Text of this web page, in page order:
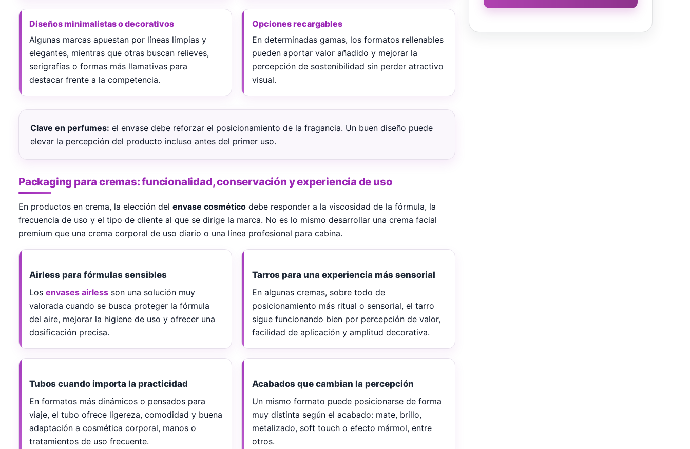
Diseños minimalistas o decorativos
Algunas marcas apuestan por líneas limpias y
elegantes, mientras que otras buscan relieves,
serigrafías o formas más llamativas para
destacar frente a la competencia.
Opciones recargables
En determinadas gamas, los formatos rellenables
pueden aportar valor añadido y mejorar la
percepción de sostenibilidad sin perder atractivo
visual.
Clave en perfumes: el envase debe reforzar el posicionamiento de la fragancia. Un buen diseño puede
elevar la percepción del producto incluso antes del primer uso.
Packaging para cremas: funcionalidad, conservación y experiencia de uso
En productos en crema, la elección del envase cosmético debe responder a la viscosidad de la fórmula, la
frecuencia de uso y el tipo de cliente al que se dirige la marca. No es lo mismo desarrollar una crema facial
premium que una crema corporal de uso diario o una línea profesional para cabina.
Airless para fórmulas sensibles
Los envases airless son una solución muy
valorada cuando se busca proteger la fórmula
del aire, mejorar la higiene de uso y ofrecer una
dosificación precisa.
Tarros para una experiencia más sensorial
En algunas cremas, sobre todo de
posicionamiento más ritual o sensorial, el tarro
sigue funcionando bien por percepción de valor,
facilidad de aplicación y amplitud decorativa.
Tubos cuando importa la practicidad
En formatos más dinámicos o pensados para
viaje, el tubo ofrece ligereza, comodidad y buena
adaptación a cosmética corporal, manos o
tratamientos de uso frecuente.
Acabados que cambian la percepción
Un mismo formato puede posicionarse de forma
muy distinta según el acabado: mate, brillo,
metalizado, soft touch o efecto mármol, entre
otros.